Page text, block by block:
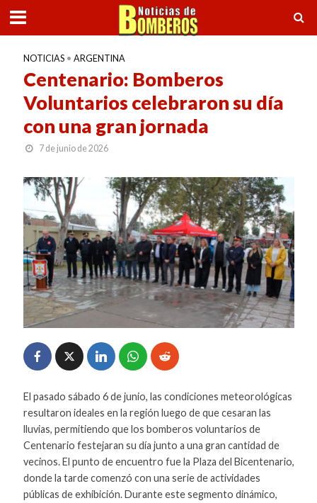
NOTICIAS • ARGENTINA
Centenario: Bomberos
Voluntarios celebraron su día
con una gran jornada
7 de junio de 2026
El pasado sábado 6 de junio, las condiciones meteorológicas
resultaron ideales en la región luego de que cesaran las
lluvias, permitiendo que los bomberos voluntarios de
Centenario festejaran su día junto a una gran cantidad de
vecinos. El punto de encuentro fue la Plaza del Bicentenario,
donde la tarde comenzó con una serie de actividades
públicas de exhibición. Durante este segmento dinámico,